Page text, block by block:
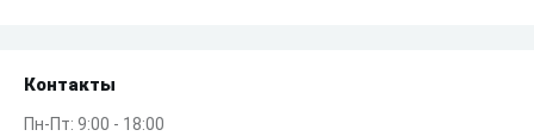
Контакты
Пн-Пт: 9:00 - 18:00